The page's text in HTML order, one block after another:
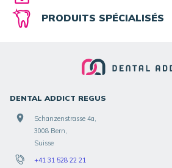
PRODUITS SPÉCIALISÉS
DENTAL ADDICT REGUS
Schanzenstrasse 4a,
3008 Bern,
Suisse
+41 31 528 22 21